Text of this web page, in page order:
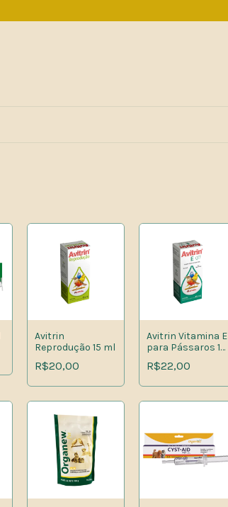
Avitrin
Reprodução 15 ml
R$20,00
Avitrin Vitamina E
para Pássaros 15
ml
R$22,00